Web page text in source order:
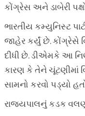
કોંગ્રેસ અને ડાબેરી
ભારતીય કમ્યુનિસ્ટ
જાહેર કર્યું છે. કોંગ્રેસે
દીધી છે. ડીએમકે આ
કારણ કે તેને ચૂંટણીમાં
સામનો કરવો પડ્યો
રાજ્યપાલનું કડક